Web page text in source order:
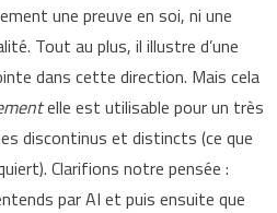
une preuve en soi, ni une
Tout au plus, il illustre d’une
dans cette direction. Mais cela
elle est utilisable pour un très
discontinus et distincts (ce que
Clarifions notre pensée :
par AI et puis ensuite que